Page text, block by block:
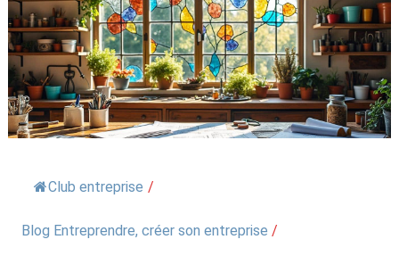
Club entreprise /
Blog Entreprendre, créer son entreprise /